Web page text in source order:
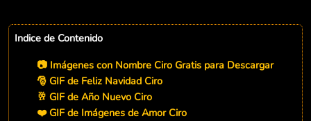
Indice de Contenido
📷 Imágenes con Nombre Ciro Gratis para Descargar
🎅 GIF de Feliz Navidad Ciro
🥂 GIF de Año Nuevo Ciro
❤️ GIF de Imágenes de Amor Ciro